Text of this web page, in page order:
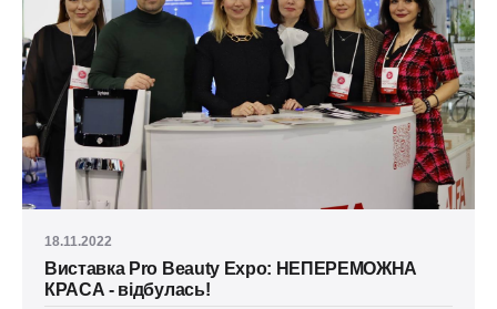
18.11.2022
Виставка Pro Beauty Expo: НЕПЕРЕМОЖНА
КРАСА - відбулась!